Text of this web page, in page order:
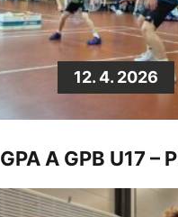
12. 4. 2026
GPA A GPB U17 –